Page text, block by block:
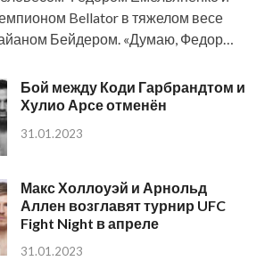
Bellator в тяжелом весе
Бейдером. «Думаю, Федор…
Бой между Коди Гарбрандтом и
Хулио Арсе отменён
31.01.2023
Макс Холлоуэй и Арнольд
Аллен возглавят турнир UFC
Fight Night в апреле
31.01.2023